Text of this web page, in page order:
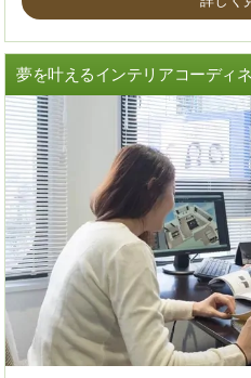
夢を叶えるインテリアコーディ